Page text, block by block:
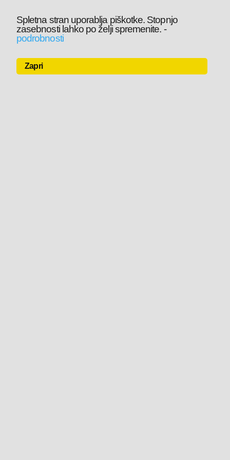
Spletna stran uporablja piškotke. Stopnjo
zasebnosti lahko po želji spremenite. -
podrobnosti
Zapri